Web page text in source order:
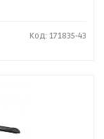
Код: 171835-43